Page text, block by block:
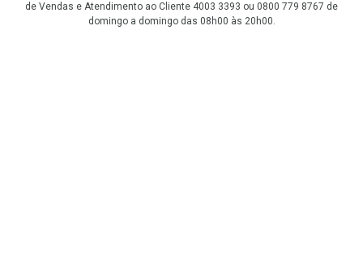
de Vendas e Atendimento ao Cliente 4003 3393 ou 0800 779 8767 de
domingo a domingo das 08h00 às 20h00.